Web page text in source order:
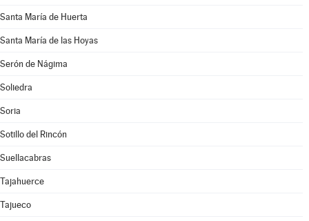
Santa María de Huerta
Santa María de las Hoyas
Serón de Nágima
Soliedra
Soria
Sotillo del Rincón
Suellacabras
Tajahuerce
Tajueco